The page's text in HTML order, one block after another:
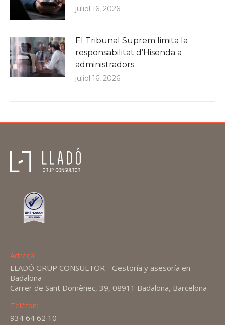
juliol 16, 2026
El Tribunal Suprem limita la
responsabilitat d’Hisenda a
administradors
juliol 16, 2026
Adreça:
LLADÓ GRUP CONSULTOR - Gestoría y asesoría en
Badalona
Carrer de Sant Domènec, 39, 08911 Badalona, Barcelona
Telèfon:
934 64 62 10